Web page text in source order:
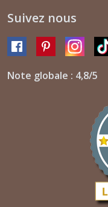
Suivez nous
Note globale : 4,8/5